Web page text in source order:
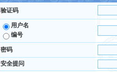
验证码
用户名
编号
密码
安全提问